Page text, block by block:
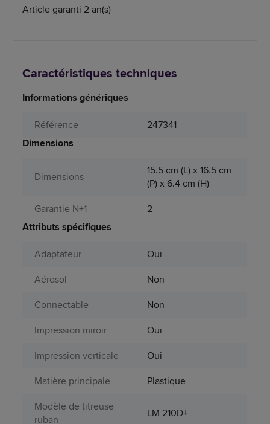
Article garanti 2 an(s)
Caractéristiques techniques
Informations génériques
Référence
247341
Dimensions
Dimensions
15.5 cm (L) x 16.5 cm
(P) x 6.4 cm (H)
Garantie N+1
2
Attributs spécifiques
Adaptateur
Oui
Aérosol
Non
Connectable
Non
Impression miroir
Oui
Impression verticale
Oui
Matière principale
Plastique
Modèle de titreuse
ruban
LM 210D+